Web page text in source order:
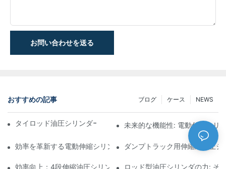
お問い合わせを送る
おすすめの記事 NEWS
ケース
ブログ
タイロッド油圧シリンダーの機能と重要性を理解する
未来的な機能性: 電動伸縮シリ
効率を革新する電動伸縮シリンダ ダンプトラック用伸縮式油圧
効率向上：4段伸縮油圧シリンダーのメリットロッド型油圧シリンダの力: そ